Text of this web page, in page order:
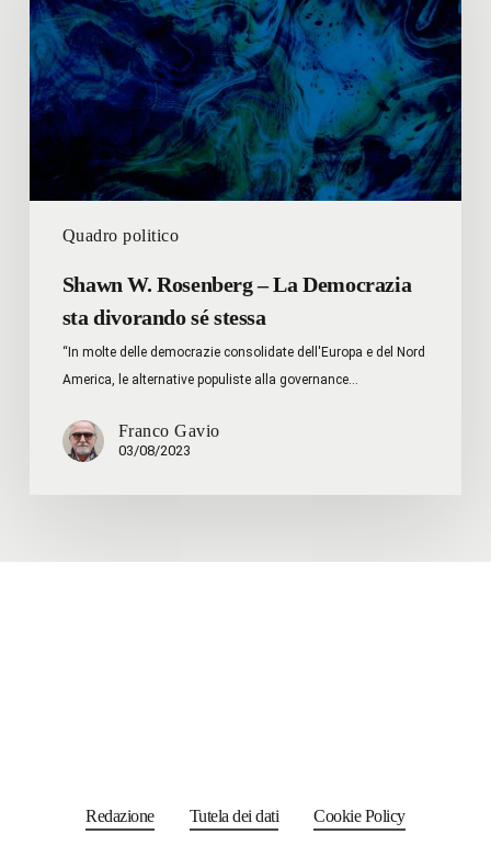
Quadro politico
–
La
Democrazia
sta
divorando
sé
Shawn W. Rosenberg – La Democrazia
sta divorando sé stessa
“In molte delle democrazie consolidate dell'Europa e del Nord
America, le alternative populiste alla governance…
Franco Gavio
03/08/2023
Redazione Tutela dei dati Cookie Policy